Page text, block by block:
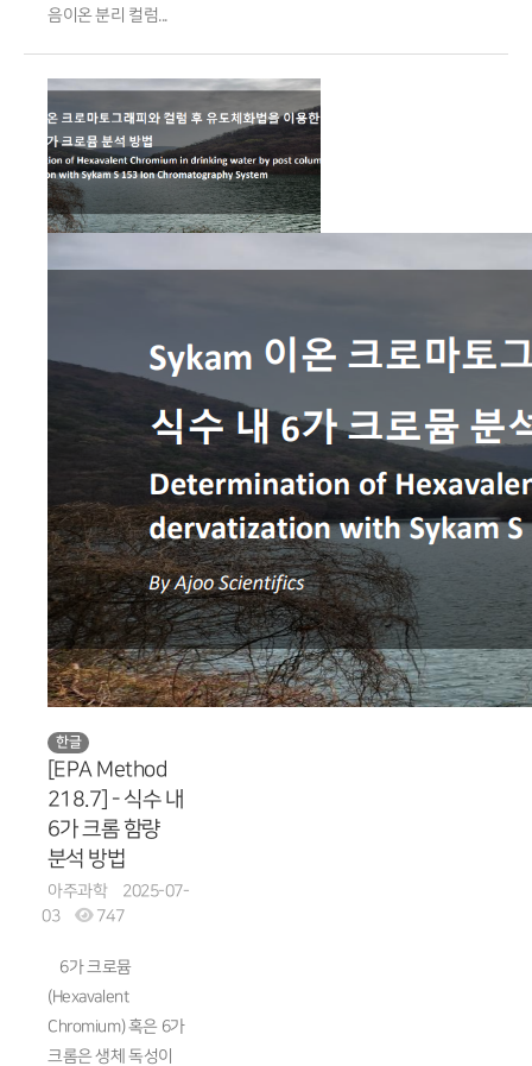
음이온 분리 컬럼...
한글
[EPA Method
218.7] - 식수 내
6가 크롬 함량
분석 방법
아주과학
2025-07-
03
747
6가 크로뮴
(Hexavalent
Chromium) 혹은 6가
크롬은 생체 독성이